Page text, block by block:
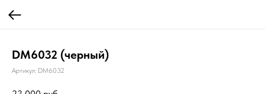
DM6032 (черный)
Артикул: DM6032